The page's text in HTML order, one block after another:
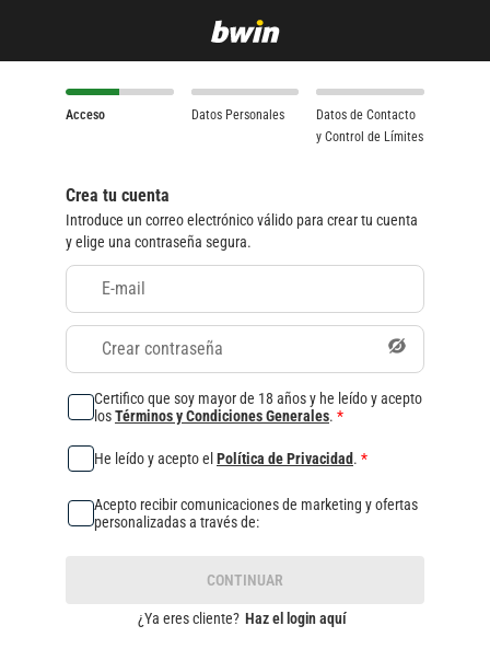
Acceso Datos Personales
Datos de Contacto
y Control de Límites
Crea tu cuenta
Introduce un correo electrónico válido para crear tu cuenta
y elige una contraseña segura.
E-mail
Crear contraseña
Certifico que soy mayor de 18 años y he leído y acepto
losTérminos y Condiciones Generales. *
He leído y acepto el Política de Privacidad. *
Acepto recibir comunicaciones de marketing y ofertas
personalizadas a través de:
CONTINUAR
¿Ya eres cliente? Haz el login aquí